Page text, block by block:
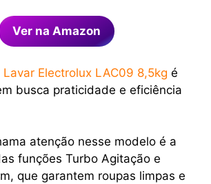
Ver na Amazon
Electrolux LAC09 8,5kg é
busca praticidade e eficiência
atenção nesse modelo é a
funções Turbo Agitação e
que garantem roupas limpas e